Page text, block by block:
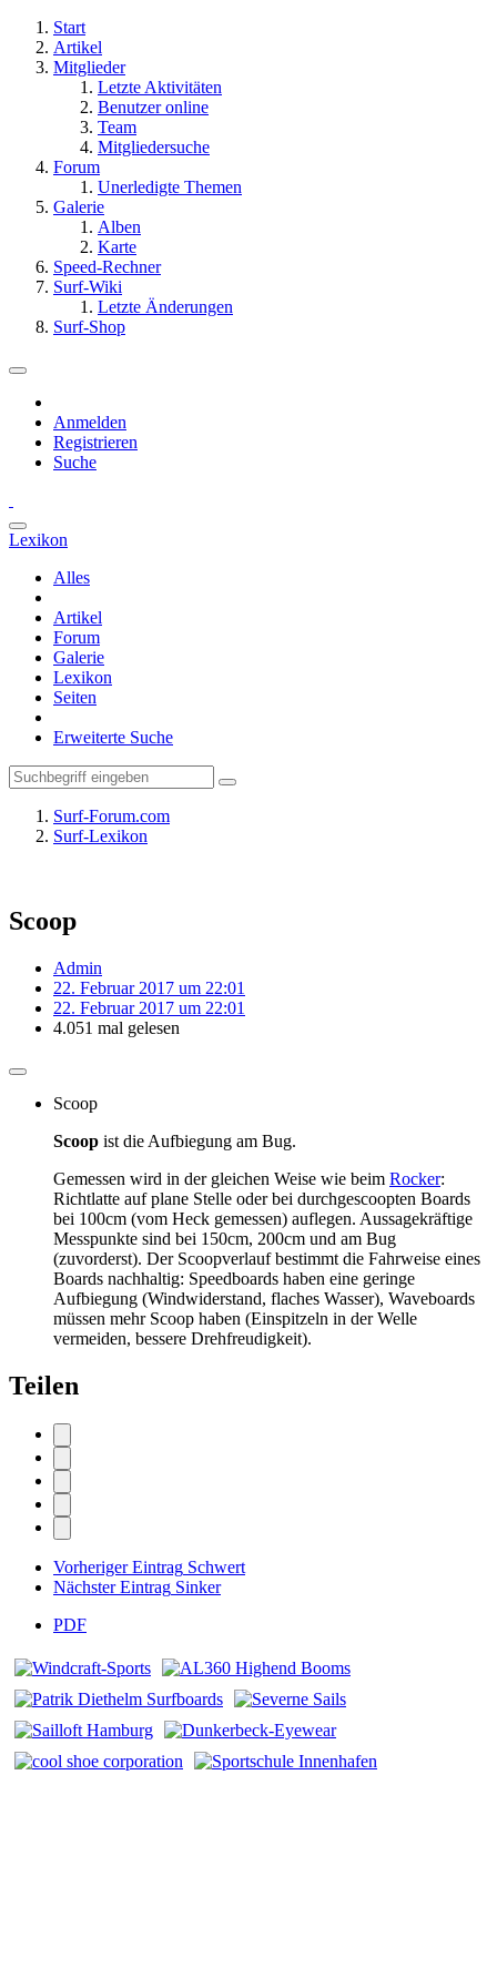
Start
Artikel
Mitglieder
Letzte Aktivitäten
Benutzer online
Team
Mitgliedersuche
Forum
Unerledigte Themen
Galerie
Alben
Karte
Speed-Rechner
Surf-Wiki
Letzte Änderungen
Surf-Shop
Anmelden
Registrieren
Suche
Lexikon
Alles
Artikel
Forum
Galerie
Lexikon
Seiten
Erweiterte Suche
Surf-Forum.com
Surf-Lexikon
Scoop
Admin
22. Februar 2017 um 22:01
22. Februar 2017 um 22:01
4.051 mal gelesen
Scoop
Scoop ist die Aufbiegung am Bug.
Gemessen wird in der gleichen Weise wie beim Rocker:
Richtlatte auf plane Stelle oder bei durchgescoopten Boards
bei 100cm (vom Heck gemessen) auflegen. Aussagekräftige
Messpunkte sind bei 150cm, 200cm und am Bug
(zuvorderst). Der Scoopverlauf bestimmt die Fahrweise eines
Boards nachhaltig: Speedboards haben eine geringe
Aufbiegung (Windwiderstand, flaches Wasser), Waveboards
müssen mehr Scoop haben (Einspitzeln in der Welle
vermeiden, bessere Drehfreudigkeit).
Teilen
Vorheriger Eintrag Schwert
Nächster Eintrag Sinker
PDF